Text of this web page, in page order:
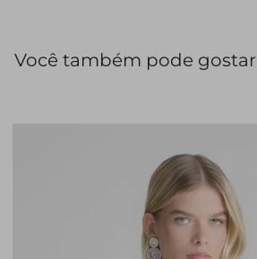
Você também pode gostar